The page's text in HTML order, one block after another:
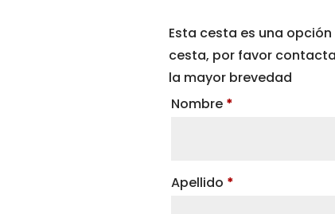
Esta cesta es una
cesta, por favor
la mayor brevedad
Nombre *
Apellido *